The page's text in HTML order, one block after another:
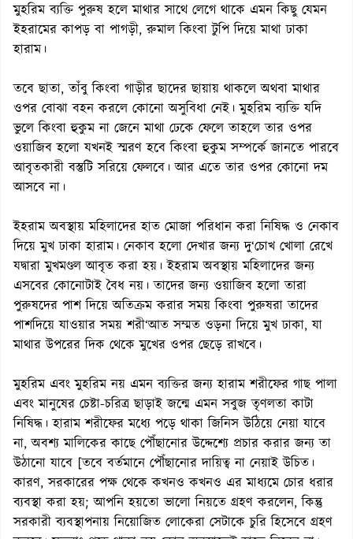
মুহরিম ব্যক্তি পুরুষ হলে মাথার সাথে লেগে থাকে এমন কিছু যেমন
ইহরামের কাপড় বা পাগড়ী, রুমাল কিংবা টুপি দিয়ে মাথা ঢাকা
হারাম।
তবে ছাতা, তাঁবু কিংবা গাড়ীর ছাদের ছায়ায় থাকলে অথবা মাথার
ওপর বোঝা বহন করলে কোনো অসুবিধা নেই। মুহরিম ব্যক্তি যদি
ভুলে কিংবা হুকুম না জেনে মাথা ঢেকে ফেলে তাহলে তার ওপর
ওয়াজিব হলো যখনই স্মরণ হবে কিংবা হুকুম সম্পর্কে জানতে পারবে
আবৃতকারী বস্তুটি সরিয়ে ফেলবে। আর এতে তার ওপর কোনো দম
আসবে না।
ইহরাম অবস্থায় মহিলাদের হাত মোজা পরিধান করা নিষিদ্ধ ও নেকাব
দিয়ে মুখ ঢাকা হারাম। নেকাব হলো দেখার জন্য দু‘চোখ খোলা রেখে
যদ্বারা মুখমণ্ডল আবৃত করা হয়। ইহরাম অবস্থায় মহিলাদের জন্য
এসবের কোনোটাই বৈধ নয়। তাদের জন্য ওয়াজিব হলো তারা
পুরুষদের পাশ দিয়ে অতিক্রম করার সময় কিংবা পুরুষরা তাদের
পাশদিয়ে যাওয়ার সময় শরী‘আত সম্মত ওড়না দিয়ে মুখ ঢাকা, যা
মাথার উপরের দিক থেকে মুখের ওপর ছেড়ে রাখবে।
মুহরিম এবং মুহরিম নয় এমন ব্যক্তির জন্য হারাম শরীফের গাছ পালা
এবং মানুষের চেষ্টা-চরিত্র ছাড়াই জন্মে এমন সবুজ তৃণলতা কাটা
নিষিদ্ধ। হারাম শরীফের মধ্যে পড়ে থাকা জিনিস উঠিয়ে নেয়া যাবে
না, অবশ্য মালিকের কাছে পৌঁছানোর উদ্দেশ্যে প্রচার করার জন্য তা
উঠানো যাবে [তবে বর্তমানে পৌঁছানোর দায়িত্ব না নেয়াই উচিত।
কারণ, সরকারের পক্ষ থেকে কখনও কখনও এর মাধ্যমে চোর ধরার
ব্যবস্থা করা হয়; আপনি হয়তো ভালো নিয়তে গ্রহণ করলেন, কিন্তু
সরকারী ব্যবস্থাপনায় নিয়োজিত লোকেরা সেটাকে চুরি হিসেবে গ্রহণ